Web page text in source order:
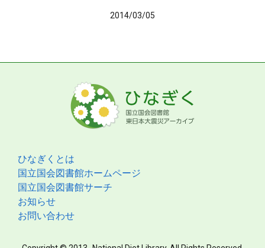
2014/03/05
ひなぎくとは
国立国会図書館ホームページ
国立国会図書館サーチ
お知らせ
お問い合わせ